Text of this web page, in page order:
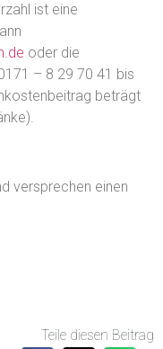
ist eine
oder die
– 8 29 70 41 bis
beträgt
versprechen einen
Teile diesen Beitrag